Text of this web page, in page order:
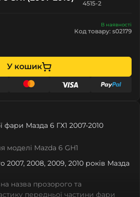
4515-2
В наявності
Код товару: s02179
У кошик
фари Мазда 6 ГХ1 2007-2010
моделі Mazda 6 GH1
2007, 2008, 2009, 2010 років Мазда
назва прозорого та
передньої частини фари